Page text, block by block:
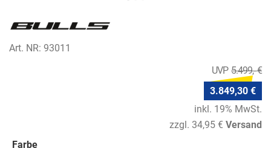
Art. NR: 93011
5.499,- €
3.849,30 €
inkl. 19% MwSt.
zzgl. 34,95 € Versand
Farbe